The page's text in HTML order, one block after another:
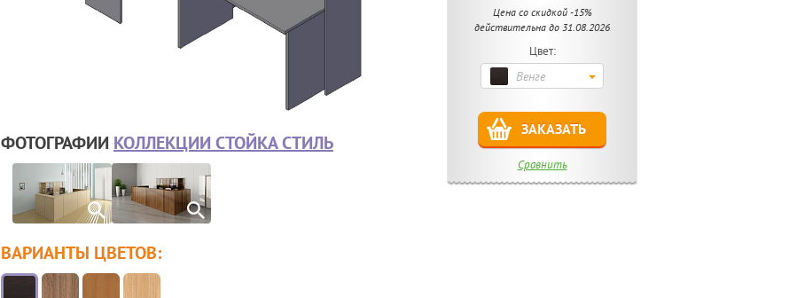
ФОТОГРАФИИ КОЛЛЕКЦИИ СТОЙКА СТИЛЬ
Цена со скидкой -15%
действительна до 31.08.2026
Цвет:
Венге
ЗАКАЗАТЬ
Сравнить
ВАРИАНТЫ ЦВЕТОВ: